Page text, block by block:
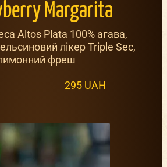
Margarita
Altos Plata 100% агава,
лікер Triple Sec,
фреш
295 UAH